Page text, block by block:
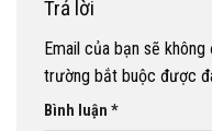
Trả lời
Email của bạn sẽ
trường bắt buộc được
Bình luận *